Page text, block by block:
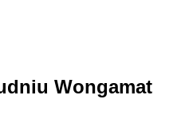
Wongamat